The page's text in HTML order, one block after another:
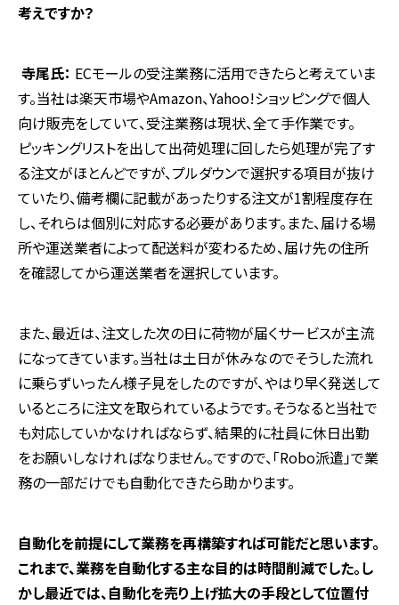
考えですか？
寺尾氏： ECモールの受注業務に活用できたらと考えていま
す。当社は楽天市場やAmazon、Yahoo!ショッピングで個人
向け販売をしていて、受注業務は現状、全て手作業です。
ピッキングリストを出して出荷処理に回したら処理が完了す
る注文がほとんどですが、プルダウンで選択する項目が抜け
ていたり、備考欄に記載があったりする注文が1割程度存在
し、それらは個別に対応する必要があります。また、届ける場
所や運送業者によって配送料が変わるため、届け先の住所
を確認してから運送業者を選択しています。
また、最近は、注文した次の日に荷物が届くサービスが主流
になってきています。当社は土日が休みなのでそうした流れ
に乗らずいったん様子見をしたのですが、やはり早く発送して
いるところに注文を取られているようです。そうなると当社で
も対応していかなければならず、結果的に社員に休日出勤
をお願いしなければなりません。ですので、「Robo派遣」で業
務の一部だけでも自動化できたら助かります。
――自動化を前提にして業務を再構築すれば可能だと思います。
これまで、業務を自動化する主な目的は時間削減でした。し
かし最近では、自動化を売り上げ拡大の手段として位置付